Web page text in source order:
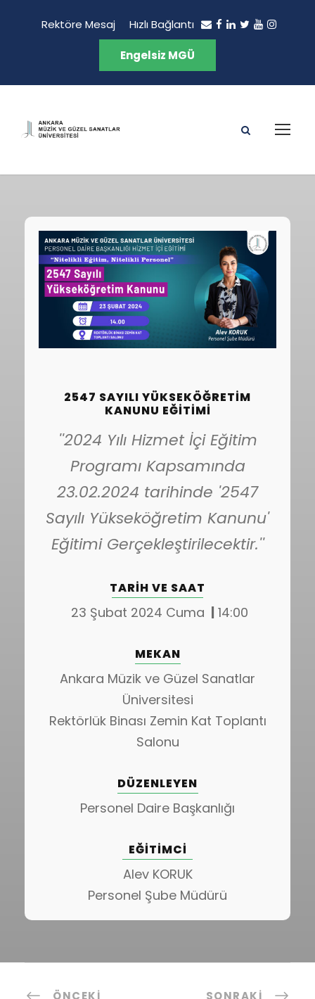
Rektöre Mesaj Hızlı Bağlantı
Engelsiz MGÜ
2547 SAYILI YÜKSEKÖĞRETIM
KANUNU EĞITIMI
''2024 Yılı Hizmet İçi Eğitim
Programı Kapsamında
23.02.2024 tarihinde '2547
Sayılı Yükseköğretim Kanunu'
Eğitimi Gerçekleştirilecektir.''
TARIH VE SAAT
23 Şubat 2024 Cuma | 14:00
MEKAN
Ankara Müzik ve Güzel Sanatlar
Üniversitesi
Rektörlük Binası Zemin Kat Toplantı
Salonu
DÜZENLEYEN
Personel Daire Başkanlığı
EĞITIMCI
Alev KORUK
Personel Şube Müdürü
ÖNCEKI SONRAKI